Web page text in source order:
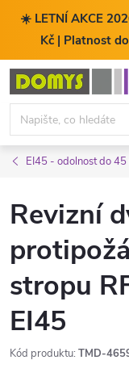
☀️ LETNÍ AKCE
Kč | Platnost
Přejít
obsah
EI45 - odolnost do
Revizní
stropu
EI45
Kód produktu: TMD-